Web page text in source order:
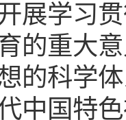
展学习
的重大
的科学
中国特